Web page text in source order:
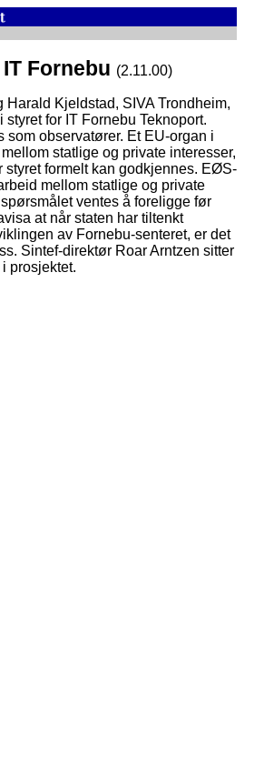
Fornebu (2.11.00)
Kjeldstad, SIVA Trondheim,
for IT Fornebu Teknoport.
som observatører. Et EU-organ i
statlige og private interesser,
formelt kan godkjennes. EØS-
mellom statlige og private
ventes å foreligge før
at når staten har tiltenkt
av Fornebu-senteret, er det
Sintef-direktør Roar Arntzen sitter
prosjektet.